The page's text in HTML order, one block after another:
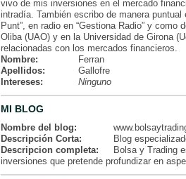
vivo de mis inversiones en el mercado
intradía. También escribo de manera
Punt”, en radio en “Gestiona Radio” y como
Oliba (UAO) y en la Universidad de Girona
relacionadas con los mercados financieros.
Nombre:
Ferran
Apellidos:
Gallofre
Intereses:
Ninguno
MI BLOG
Nombre del blog:
Descripción Corta:
Blog
Descripcion completa:
Bolsa y Trading
inversiones que pretende profundizar en